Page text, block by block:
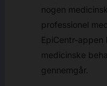
nogen
professionel
EpiCentr-appen
medicinske
gennemgår.